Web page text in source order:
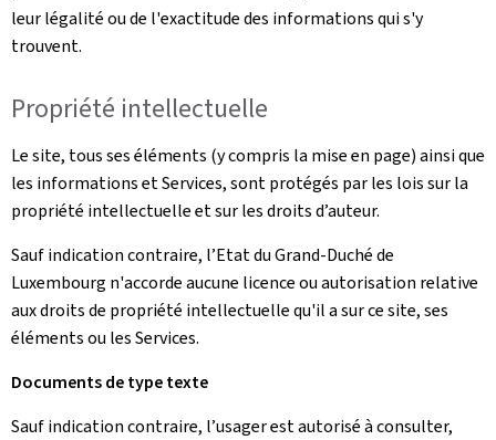
leur légalité ou de l'exactitude des informations qui s'y
trouvent.
Propriété intellectuelle
Le site, tous ses éléments (y compris la mise en page) ainsi que
les informations et Services, sont protégés par les lois sur la
propriété intellectuelle et sur les droits d’auteur.
Sauf indication contraire, l’Etat du Grand-Duché de
Luxembourg n'accorde aucune licence ou autorisation relative
aux droits de propriété intellectuelle qu'il a sur ce site, ses
éléments ou les Services.
Documents de type texte
Sauf indication contraire, l’usager est autorisé à consulter,